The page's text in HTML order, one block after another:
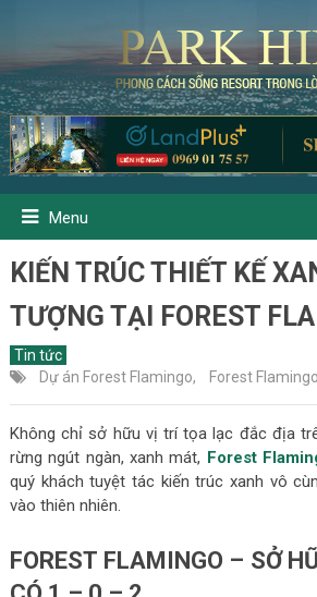
Menu
KIẾN TRÚC THIẾT KẾ
TƯỢNG TẠI FOREST
Tin tức
Dự án Forest Flamingo, Forest Flamingo
Không chỉ sở hữu vị trí tọa lạc đắc địa
rừng ngút ngàn, xanh mát, Forest
quý khách tuyệt tác kiến trúc xanh vô
vào thiên nhiên.
FOREST FLAMINGO – SỞ